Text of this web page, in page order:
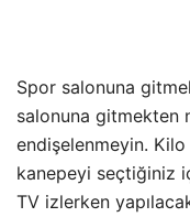
Spor salonuna
salonuna gitmekten
endişelenmeyin. Kilo
kanepeyi seçtiğiniz
TV izlerken